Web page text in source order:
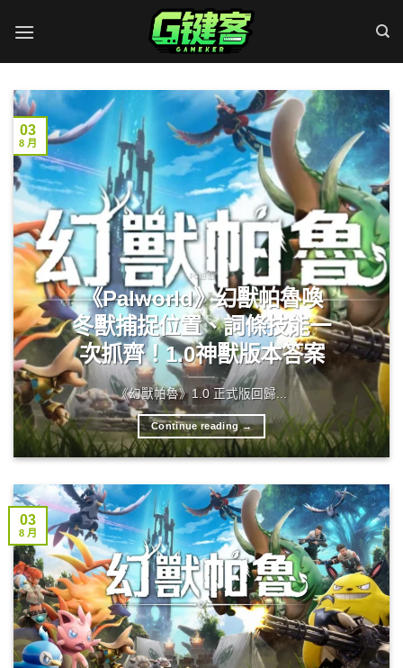
PC遊戲
《Palworld》幻獸帕魯喚
冬獸捕捉位置、詞條技能一
次抓齊！1.0神獸版本答案
《幻獸帕魯》1.0 正式版回歸...
Continue reading→
03
8 月
03
8 月